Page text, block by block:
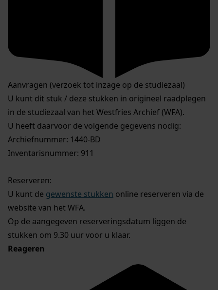
Aanvragen (verzoek tot inzage op de studiezaal)
U kunt dit stuk / deze stukken in origineel raadplegen
in de studiezaal van het Westfries Archief (WFA).
U heeft daarvoor de volgende gegevens nodig:
Archiefnummer: 1440-BD
Inventarisnummer: 911
Reserveren:
U kunt de gewenste stukken online reserveren via de
website van het WFA.
Op de aangegeven reserveringsdatum liggen de
stukken om 9.30 uur voor u klaar.
Reageren